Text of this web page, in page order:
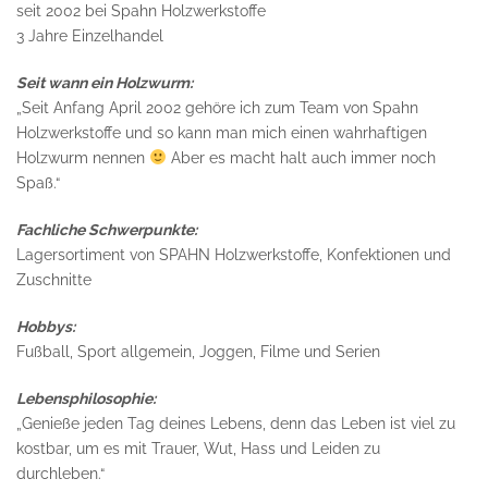
seit 2002 bei Spahn Holzwerkstoffe
3 Jahre Einzelhandel
Seit wann ein Holzwurm:
„Seit Anfang April 2002 gehöre ich zum Team von Spahn
Holzwerkstoffe und so kann man mich einen wahrhaftigen
Holzwurm nennen
Aber es macht halt auch immer noch
Spaß.“
Fachliche Schwerpunkte:
Lagersortiment von SPAHN Holzwerkstoffe, Konfektionen und
Zuschnitte
Hobbys:
Fußball, Sport allgemein, Joggen, Filme und Serien
Lebensphilosophie:
„Genieße jeden Tag deines Lebens, denn das Leben ist viel zu
kostbar, um es mit Trauer, Wut, Hass und Leiden zu
durchleben.“